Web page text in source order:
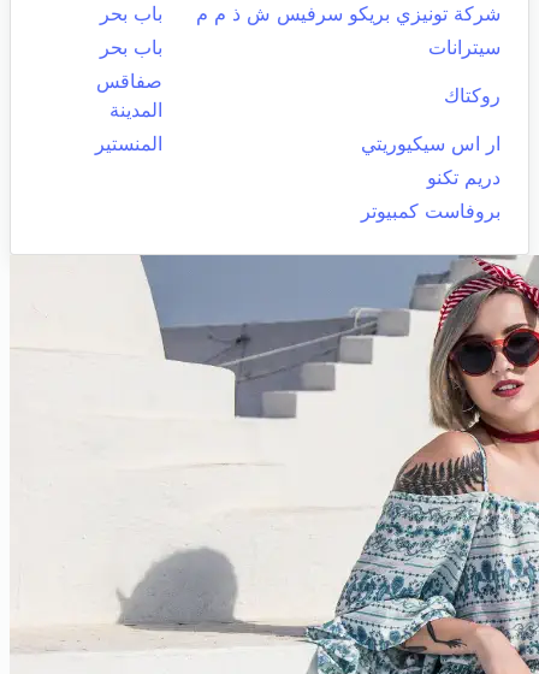
شركة تونيزي بريكو سرفيس ش ذ م م
باب بحر
سيترانات
باب بحر
روكتاك
صفاقس
المدينة
ار اس سيكيوريتي
المنستير
دريم تكنو
بروفاست كمبيوتر